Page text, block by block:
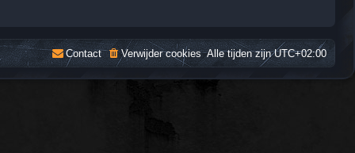
Alle tijden zijnUTC+02:00
Verwijder cookies
Contact